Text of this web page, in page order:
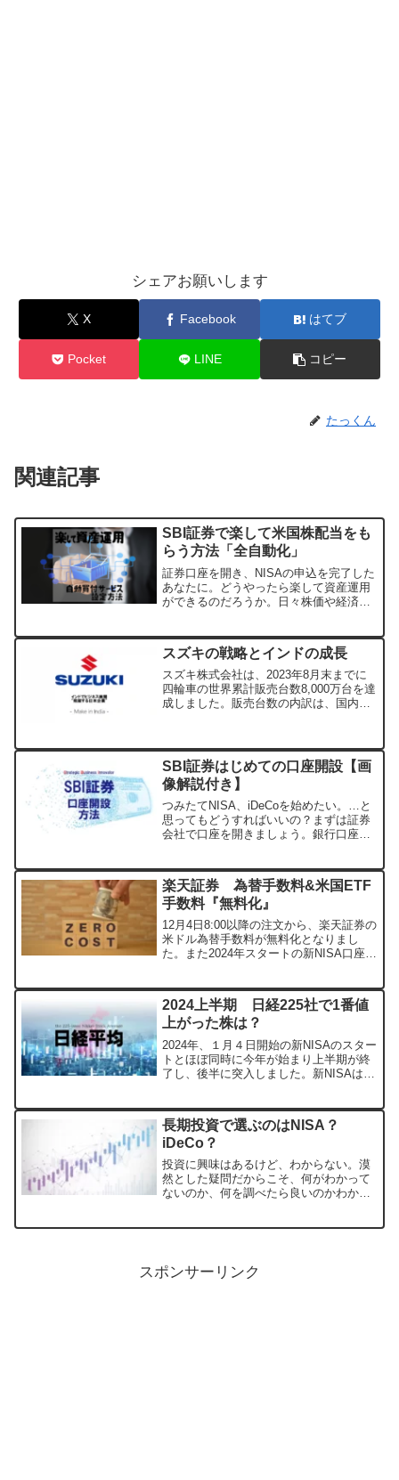
シェアお願いします
X Facebook はてブ
Pocket LINE コピー
たっくん
関連記事
SBI証券で楽して米国株配当をも
らう方法「全自動化」
証券口座を開き、NISAの申込を完了した
あなたに。どうやったら楽して資産運用
ができるのだろうか。日々株価や経済動
「いつ買ったら良いのかわからない。」
というのが2つの大きな...
スズキの戦略とインドの成長
スズキ株式会社は、2023年8月末までに
四輪車の世界累計販売台数8,000万台を達
成しました。販売台数の内訳は、国内が
32.6％、欧州10％、アジア13.5％、...
SBI証券はじめての口座開設【画
像解説付き】
つみたてNISA、iDeCoを始めたい。…と
思ってもどうすればいいの？まずは証券
会社で口座を開きましょう。銀行口座を
もかかりません）口座開設にはマイナン
バーカードがあ...
楽天証券 為替手数料&米国ETF
手数料『無料化』
12月4日8:00以降の注文から、楽天証券の
米ドル為替手数料が無料化となりまし
た。また2024年スタートの新NISA口座内
天証券今回、楽天証券とSBI証券の2社が
12...
2024上半期 日経225社で1番値
上がった株は？
2024年、１月４日開始の新NISAのスター
トとほぼ同時に今年が始まり上半期が終
了し、後半に突入しました。新NISAは、
の加速等、「投資」を後押しする力が多
かったこ...
長期投資で選ぶのはNISA？
iDeCo？
投資に興味はあるけど、わからない。漠
然とした疑問だからこそ、何がわかって
ないのか、何を調べたら良いのかわから
スポンサーリンク